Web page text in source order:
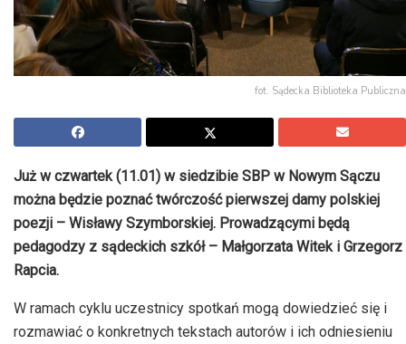
fot. Sądecka Biblioteka Publiczna
Już w czwartek (11.01) w siedzibie SBP w Nowym Sączu
można będzie poznać twórczość pierwszej damy polskiej
poezji – Wisławy Szymborskiej. Prowadzącymi będą
pedagodzy z sądeckich szkół – Małgorzata Witek i Grzegorz
Rapcia.
W ramach cyklu uczestnicy spotkań mogą dowiedzieć się i
rozmawiać o konkretnych tekstach autorów i ich odniesieniu